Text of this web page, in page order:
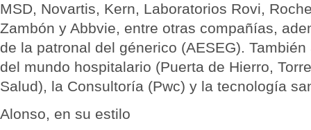
MSD, Novartis, Kern, Laboratorios Rovi,
Zambón y Abbvie, entre otras compañías,
de la patronal del génerico (AESEG).
del mundo hospitalario (Puerta de Hierro,
Salud), la Consultoría (Pwc) y la tecnología
Alonso, en su estilo